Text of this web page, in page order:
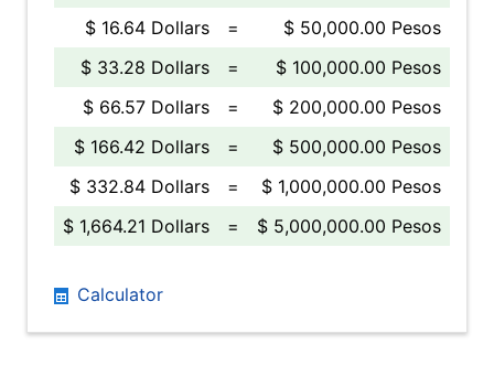
$ 16.64 Dollars
=
$ 50,000.00 Pesos
$ 33.28 Dollars
=
$ 100,000.00 Pesos
$ 66.57 Dollars
=
$ 200,000.00 Pesos
$ 166.42 Dollars
=
$ 500,000.00 Pesos
$ 332.84 Dollars
=
$ 1,000,000.00 Pesos
$ 1,664.21 Dollars
= $ 5,000,000.00 Pesos
Calculator